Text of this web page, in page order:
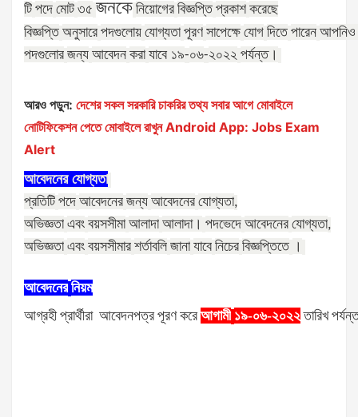
টি পদে মোট ৩৫ জনকে নিয়োগের বিজ্ঞপ্তি প্রকাশ করেছে
বিজ্ঞপ্তি অনুসারে পদগুলোয় যোগ্যতা পূরণ সাপেক্ষে যোগ দিতে পারেন
পদগুলোর জন্য আবেদন করা যাবে ১৯-০৬-২০২২ পর্যন্ত।
আরও পড়ুন: দেশের সকল সরকারি চাকরির তথ্য সবার আগে মোবাইলে
নোটিফিকেশন পেতে মোবাইলে রাখুন Android App: Jobs Exam
Alert
আবেদনের যোগ্যতা
প্রতিটি পদে আবেদনের জন্য আবেদনের যোগ্যতা,
অভিজ্ঞতা এবং বয়সসীমা আলাদা আলাদা। পদভেদে আবেদনের যোগ্যতা,
অভিজ্ঞতা এবং বয়সসীমার শর্তাবলি জানা যাবে নিচের বিজ্ঞপ্তিতে ।
আবেদনের নিয়ম
আগ্রহী প্রার্থীরা আবেদনপত্র পূরণ করে আগামী ১৯-০৬-২০২২ তারিখ